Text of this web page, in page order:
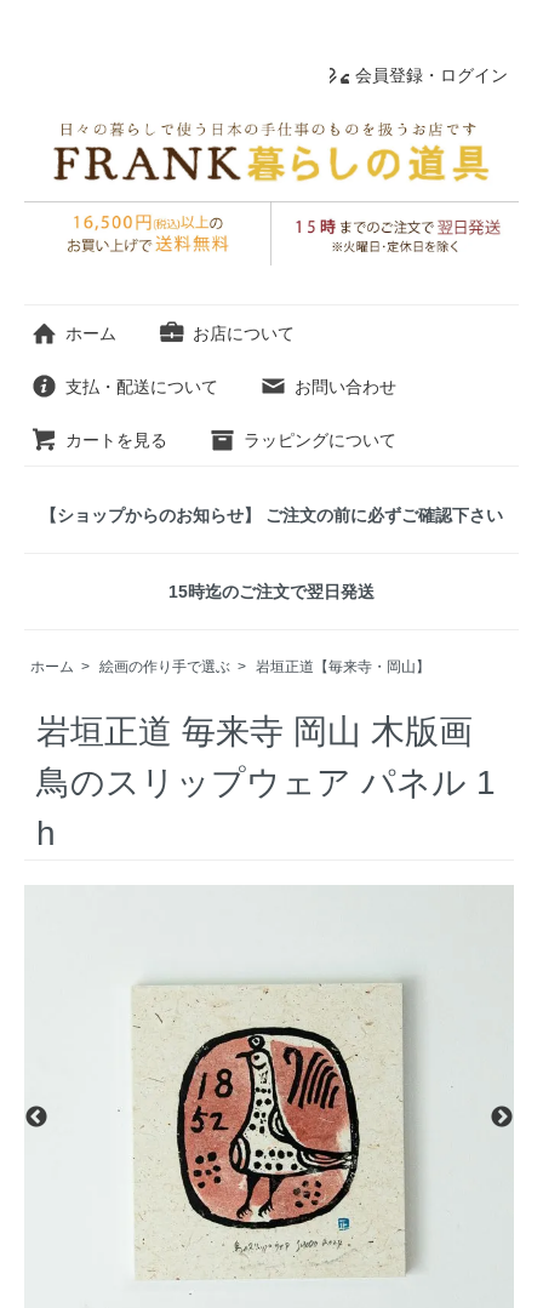
会員登録・ログイン
ホーム お店について
支払・配送について お問い合わせ
カートを見る ラッピングについて
【ショップからのお知らせ】 ご注文の前に必ずご確認下さい
15時迄のご注文で翌日発送
ホーム > 絵画の作り手で選ぶ > 岩垣正道【毎来寺・岡山】
岩垣正道 毎来寺 岡山 木版画
鳥のスリップウェア パネル 1
h